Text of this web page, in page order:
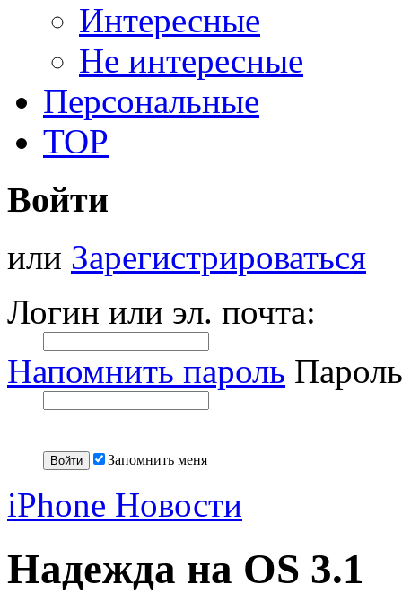
Интересные
Не интересные
Персональные
TOP
Войти
или Зарегистрироваться
Логин или эл. почта:
Напомнить пароль
Запомнить меня
iPhone Новости
Надежда на OS 3.1